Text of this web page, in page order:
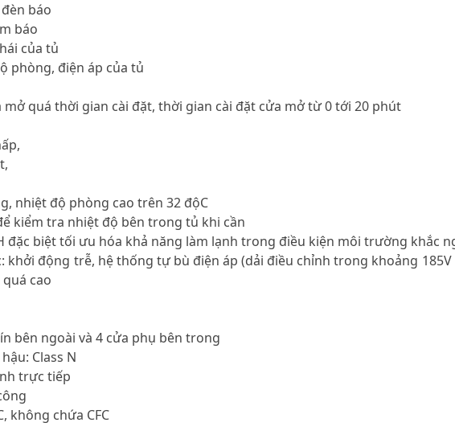
báo
báo
của tủ
phòng, điện áp của tủ
mở quá thời gian cài đặt, thời gian cài đặt cửa mở từ 0 tới 20 phút
nhiệt độ phòng cao trên 32 độC
kiểm tra nhiệt độ bên trong tủ khi cần
đặc biệt tối ưu hóa khả năng làm lạnh trong điều kiện môi trường khắc
khởi động trễ, hệ thống tự bù điện áp (dải điều chỉnh trong khoảng 185V
cao
bên ngoài và 4 cửa phụ bên trong
Class N
trực tiếp
không chứa CFC